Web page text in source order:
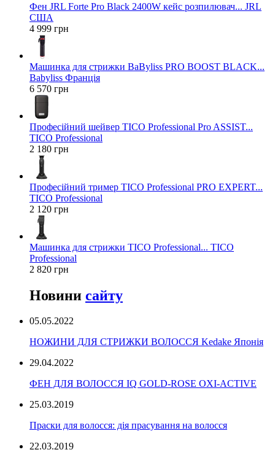
Фен JRL Forte Pro Black 2400W кейс розпилювач... JRL
США
4 999 грн
Машинка для стрижки BaByliss PRO BOOST BLACK...
Babyliss Франція
6 570 грн
Професійний шейвер TICO Professional Pro ASSIST...
TICO Professional
2 180 грн
Професійний тример TICO Professional PRO EXPERT...
TICO Professional
2 120 грн
Машинка для стрижки TICO Professional... TICO
Professional
2 820 грн
Новини сайту
05.05.2022
НОЖИНИ ДЛЯ СТРИЖКИ ВОЛОССЯ Kedake Японія
29.04.2022
ФЕН ДЛЯ ВОЛОССЯ IQ GOLD-ROSE OXI-ACTIVE
25.03.2019
Праски для волосся: дія прасування на волосся
22.03.2019